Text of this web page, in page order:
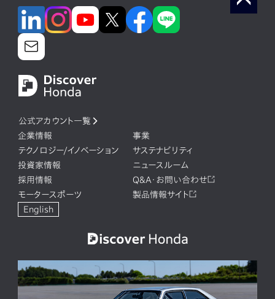
公式アカウント一覧
企業情報
事業
テクノロジー/イノベーション
サステナビリティ
投資家情報
ニュースルーム
採用情報
Q&A・お問い合わせ
モータースポーツ
製品情報サイト
English